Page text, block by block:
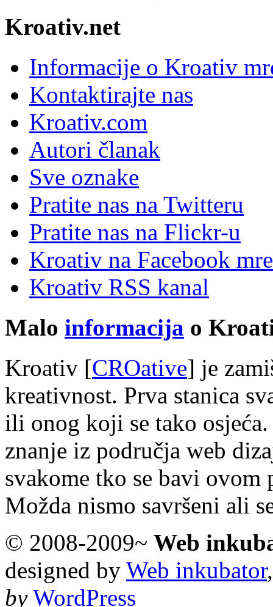
Kroativ.net
Informacije o Kroativ
Kontaktirajte nas
Kroativ.com
Autori članak
Sve oznake
Pratite nas na Twitteru
Pratite nas na Flickr-u
Kroativ na Facebook
Kroativ RSS kanal
Malo informacija o
Kroativ [CROative] je
kreativnost. Prva stanica
ili onog koji se tako
znanje iz područja web
svakome tko se bavi
Možda nismo savršeni ali
© 2008-2009~ Web
designed by Web inkubator
by WordPress